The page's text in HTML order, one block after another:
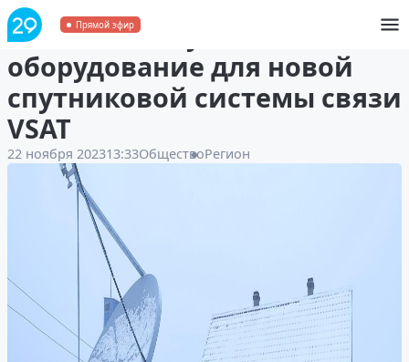
Прямой эфир
На Соловках установили
оборудование для новой
спутниковой системы связи
VSAT
22 ноября 202313:33ОбществоРегион